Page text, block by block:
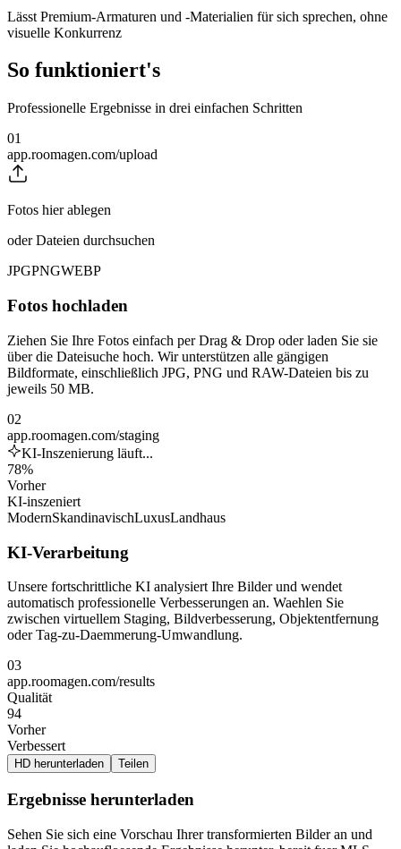
Lässt Premium-Armaturen und -Materialien für sich sprechen, ohne
visuelle Konkurrenz
So funktioniert's
Professionelle Ergebnisse in drei einfachen Schritten
01
app.roomagen.com/upload
Fotos hier ablegen
oder Dateien durchsuchen
JPGPNGWEBP
Fotos hochladen
Ziehen Sie Ihre Fotos einfach per Drag & Drop oder laden Sie sie
über die Dateisuche hoch. Wir unterstützen alle gängigen
Bildformate, einschließlich JPG, PNG und RAW-Dateien bis zu
jeweils 50 MB.
02
app.roomagen.com/staging
KI-Inszenierung läuft...
78%
Vorher
KI-inszeniert
ModernSkandinavischLuxusLandhaus
KI-Verarbeitung
Unsere fortschrittliche KI analysiert Ihre Bilder und wendet
automatisch professionelle Verbesserungen an. Waehlen Sie
zwischen virtuellem Staging, Bildverbesserung, Objektentfernung
oder Tag-zu-Daemmerung-Umwandlung.
03
app.roomagen.com/results
Qualität
94
Vorher
Verbessert
HD herunterladen Teilen
Ergebnisse herunterladen
Sehen Sie sich eine Vorschau Ihrer transformierten Bilder an und